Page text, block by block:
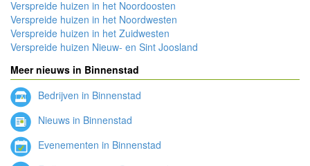
Verspreide huizen in het Noordoosten
Verspreide huizen in het Noordwesten
Verspreide huizen in het Zuidwesten
Verspreide huizen Nieuw- en Sint Joosland
Meer nieuws in Binnenstad
Bedrijven in Binnenstad
Nieuws in Binnenstad
Evenementen in Binnenstad